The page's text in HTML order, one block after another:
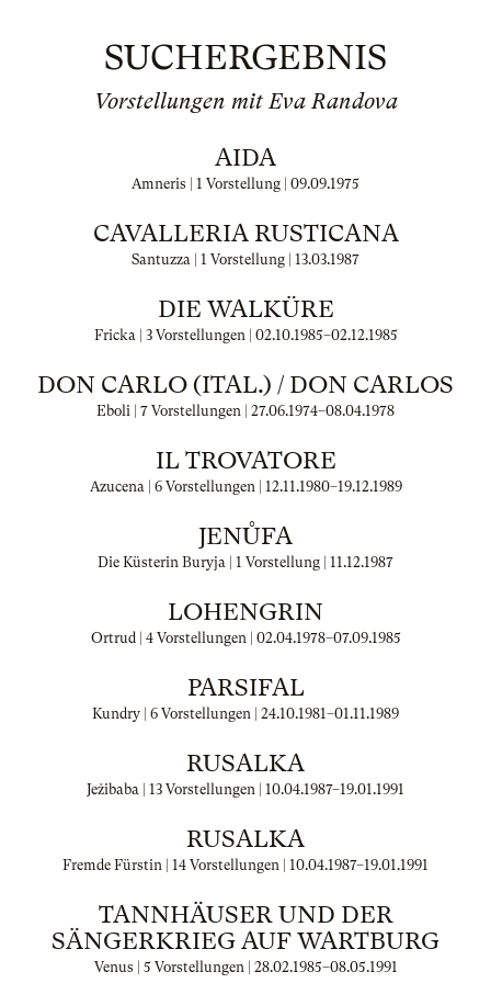
SUCHERGEBNIS
Vorstellungen mit Eva Randova
AIDA
Amneris | 1 Vorstellung | 09.09.1975
CAVALLERIA RUSTICANA
Santuzza | 1 Vorstellung | 13.03.1987
DIE WALKÜRE
Fricka | 3 Vorstellungen | 02.10.1985–02.12.1985
DON CARLO (ITAL.) / DON CARLOS
Eboli | 7 Vorstellungen | 27.06.1974–08.04.1978
IL TROVATORE
Azucena | 6 Vorstellungen | 12.11.1980–19.12.1989
JENŮFA
Die Küsterin Buryja | 1 Vorstellung | 11.12.1987
LOHENGRIN
Ortrud | 4 Vorstellungen | 02.04.1978–07.09.1985
PARSIFAL
Kundry | 6 Vorstellungen | 24.10.1981–01.11.1989
RUSALKA
Ježibaba | 13 Vorstellungen | 10.04.1987–19.01.1991
RUSALKA
Fremde Fürstin | 14 Vorstellungen | 10.04.1987–19.01.1991
TANNHÄUSER UND DER
SÄNGERKRIEG AUF WARTBURG
Venus | 5 Vorstellungen | 28.02.1985–08.05.1991